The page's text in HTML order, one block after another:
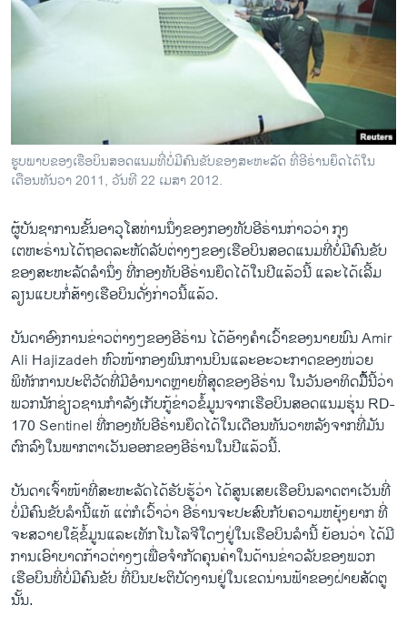
ຊຸມຊົນຊາວລາວ
ວີດີໂອ
ສຽງ
ລາຍງານ
ຕິດຕາມພວກເຮົາ ທີ່
ຮູບພາບຂອງເຮືອບິນສອດແນມທີ່ບໍ່ມີຄົນຂັບຂອງສະຫະລັດ ທີ່ອີຣ່ານຍຶດໄດ້ໃນ
ເດືອນທັນວາ 2011, ວັນທີ 22 ເມສາ 2012.
ຜູ້​ບັນຊາ​ການ​ຂັ້ນ​ອາວຸ​ໂສທ່ານ​ນຶ່ງ​ຂອງກ​ອງທັບ​ອີຣ່ານກ່າວ​ວ່າ ກຸງ​
ເຕຫະຣ່ານ​ໄດ້​ຖອດ​ລະຫັດ​ລັບ​ຕ່າງ​ໆຂອງເຮືອບິນ​ສອດ​ແນມ​ທີ່​ບໍ່​ມີ​ຄົນ​ຂັບ​
ຂອງ​ສະຫະລັດ​ລໍາ​ນຶ່ງ​ ທີ່​ກອງທັບ​ອີຣ່ານຍຶດ​ໄດ້​ໃນ​ປີ​ແລ້ວ​ນີ້ ​ແລະ​ໄດ້​ເລີ້ມ​
ລຽນແບບກໍ່​ສ້າງ​ເຮືອບິນ​ດັ່ງກ່າວ​ນີ້​ແລ້ວ.
ບັນດາອົງການ​ຂ່າວຕ່າງໆ​ຂອງ​ອີຣ່ານ ​ໄດ້ອ້າງ​ຄໍາ​ເວົ້າ​ຂອງນາຍ​ພົນ Amir
Ali Hajizadeh ຫົວໜ້າ​ກອງ​ພົນ​ການບິນ​ແລະ​ອະວະກາດ​ຂອງ​ໜ່ວຍ
ພິທັກການ​ປະຕິວັດ​ທີ່​ມີ​ອໍາ​ນາດ​ຫຼາຍ​ທີ່​ສຸດຂອງ​ອີຣ່ານ​ ໃນ​ວັນ​ອາທິດ​ມື້ຶ້ນີ້​ວ່າ
ພວກ​ນັກ​ຊ່ຽວຊານ​ກໍາລັງ​ເກັບ​ກູ້​ຂ່າວຂໍ້​ມູນຈາກ​ເຮືອບິນ​ສອດແນມຮຸ່ນ RD-
170 Sentinel ທີ່​ກອງທັບ​ອີຣ່ານຍຶດ​ໄດ້​ໃນ​ເດືອນ​ທັນວາຫລັງ​ຈາກ​ທີ່​ມັນ​
ຕົກລົງ​ໃນ​ພາກ​ຕາ​ເວັນ​ອອກ​ຂອງ​ອີຣ່ານ​ໃນ​ປີ​ແລ້ວ​ນີ້.
ບັນດາ​ເຈົ້າ​ໜ້າ​ທີ່​ສະຫະລັດ​ໄດ້​ຮັບ​ຮູ້​ວ່າ ​ໄດ້​ສູນ​ເສຍ​ເຮືອບິນ​ລາດ​ຕາ​ເວັນ​ທີ່​
ບໍ່​ມີ​ຄົນ​ຂັບ​ລໍານີ້​ແທ້ ​ແຕ່​ກໍເວົ້າ​ວ່າ ອີຣ່ານຈະ​ປະສົບກັບຄວາມຫຍຸ້ງຍາກ ​ທີ່​
ຈະ​ສວາຍ​ໃຊ້ຂໍ້​ມູນແລະ​ເທັກ​ໂນ​ໂລ​ຈີ​ໃດໆ​ຢູ່​ໃນ​ເຮືອບິນລໍາ​ນີ້ ​ຍ້ອນ​ວ່າ ​ໄດ້ມີ​
ການ​ເອົາບາດກ້າວ​ຕ່າງໆ​ເພື່ອ​ຈໍາກັດ​ຄຸນຄ່າ​ໃນ​ດ້ານຂ່າວ​ລັບຂອງ​ພວກ​
ເຮືອບິນ​ທີ່ບໍ່​ມີ​ຄົນ​ຂັບ​ ທີ່ບິນ​ປະຕິບັດ​ງານ​ຢູ່​ໃນ​ເຂດນ່ານຟ້າຂອງ​ຝ່າຍ​ສັດຕູ​
ນັ້ນ.